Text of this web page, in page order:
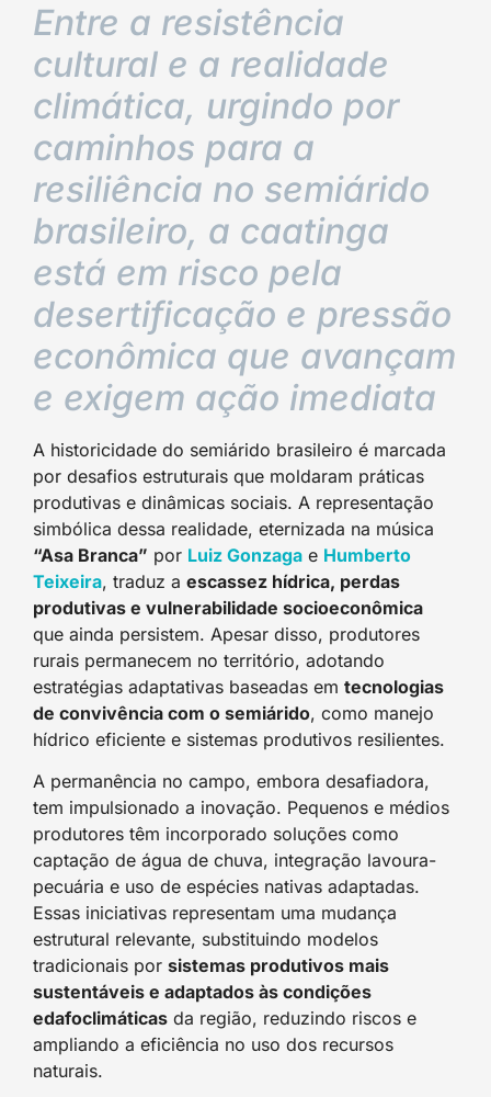
Entre a resistência
cultural e a realidade
climática, urgindo por
caminhos para a
resiliência no semiárido
brasileiro, a caatinga
está em risco pela
desertificação e pressão
econômica que avançam
e exigem ação imediata
A historicidade do semiárido brasileiro é marcada
por desafios estruturais que moldaram práticas
produtivas e dinâmicas sociais. A representação
simbólica dessa realidade, eternizada na música
“Asa Branca” por Luiz Gonzaga e Humberto
Teixeira, traduz a escassez hídrica, perdas
produtivas e vulnerabilidade socioeconômica
que ainda persistem. Apesar disso, produtores
rurais permanecem no território, adotando
estratégias adaptativas baseadas em tecnologias
de convivência com o semiárido, como manejo
hídrico eficiente e sistemas produtivos resilientes.
A permanência no campo, embora desafiadora,
tem impulsionado a inovação. Pequenos e médios
produtores têm incorporado soluções como
captação de água de chuva, integração lavoura-
pecuária e uso de espécies nativas adaptadas.
Essas iniciativas representam uma mudança
estrutural relevante, substituindo modelos
tradicionais por sistemas produtivos mais
sustentáveis e adaptados às condições
edafoclimáticas da região, reduzindo riscos e
ampliando a eficiência no uso dos recursos
naturais.